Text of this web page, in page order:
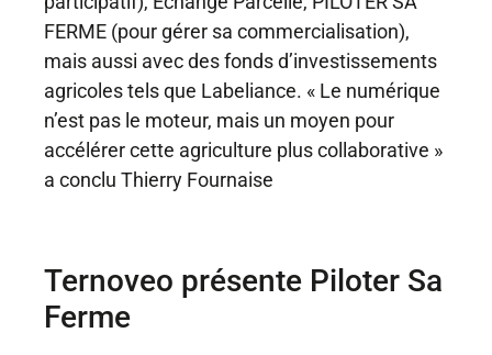
FERME (pour gérer sa commercialisation),
mais aussi avec des fonds d’investissements
agricoles tels que Labeliance. « Le numérique
n’est pas le moteur, mais un moyen pour
accélérer cette agriculture plus collaborative »
a conclu Thierry Fournaise
Ternoveo présente Piloter Sa
Ferme